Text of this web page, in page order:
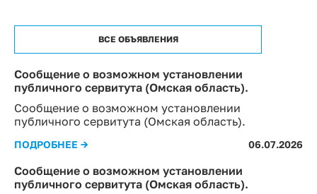
ВСЕ ОБЪЯВЛЕНИЯ
Сообщение о возможном установлении
публичного сервитута (Омская область).
Сообщение о возможном установлении
публичного сервитута (Омская область).
ПОДРОБНЕЕ → 06.07.2026
Сообщение о возможном установлении
публичного сервитута (Омская область).